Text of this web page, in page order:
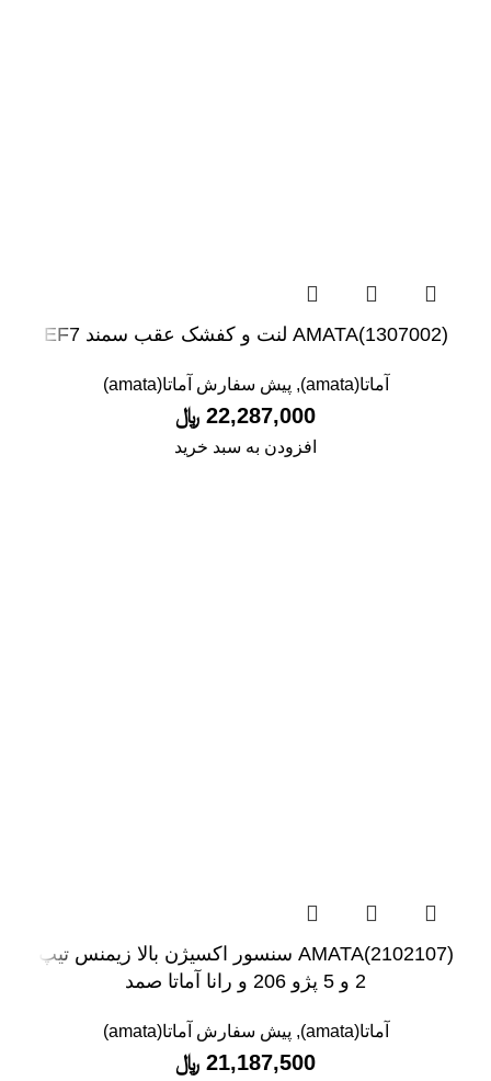
(1307002)AMATA لنت و کفشک عقب سمند EF7
آماتا(amata) , پیش سفارش آماتا(amata)
22,287,000 ﷼
افزودن به سبد خرید
(2102107)AMATA سنسور اکسیژن بالا زیمنس تیپ
2 و 5 پژو 206 و رانا آماتا صمد
آماتا(amata) , پیش سفارش آماتا(amata)
21,187,500 ﷼